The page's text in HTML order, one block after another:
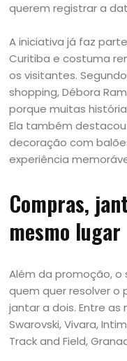
querem registrar a
A iniciativa já faz
Curitiba e costuma
os visitantes.
shopping, Débora
porque muitas
Ela também
decoração com
experiência
Compras,
mesmo lugar
Além da promoção, o
quem quer resolver o
jantar a dois. Entre
Swarovski, Vivara,
Track and Field,